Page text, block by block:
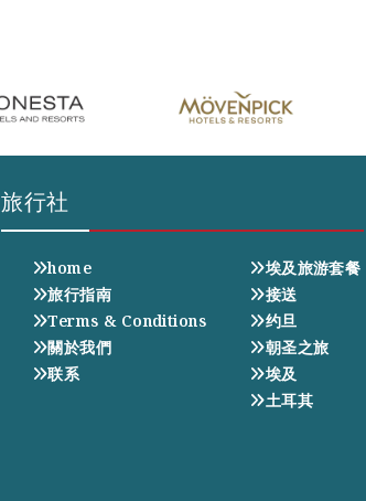
旅行社
home
旅行指南
Terms & Conditions
關於我們
联系
埃及旅游套餐
接送
约旦
朝圣之旅
埃及
土耳其